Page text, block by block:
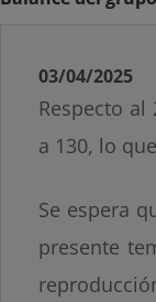
03/04/2025
Respecto
a 130, lo
Se espera
presente